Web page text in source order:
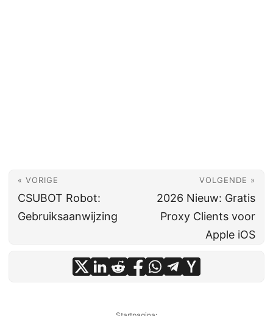
« VORIGE
CSUBOT Robot:
Gebruiksaanwijzing
VOLGENDE »
2026 Nieuw: Gratis
Proxy Clients voor
Apple iOS